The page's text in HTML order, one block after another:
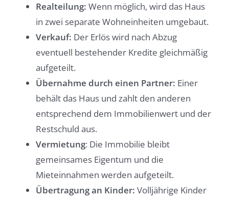
Realteilung: Wenn möglich, wird das Haus
in zwei separate Wohneinheiten umgebaut.
Verkauf: Der Erlös wird nach Abzug
eventuell bestehender Kredite gleichmäßig
aufgeteilt.
Übernahme durch einen Partner: Einer
behält das Haus und zahlt den anderen
entsprechend dem Immobilienwert und der
Restschuld aus.
Vermietung: Die Immobilie bleibt
gemeinsames Eigentum und die
Mieteinnahmen werden aufgeteilt.
Übertragung an Kinder: Volljährige Kinder